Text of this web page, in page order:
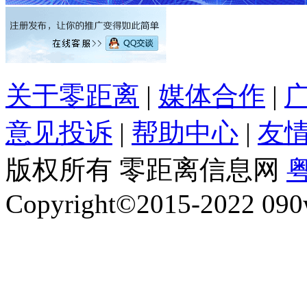
关于零距离 | 媒体合作 |
意见投诉 | 帮助中心 | 友
版权所有 零距离信息网
Copyright©2015-2022